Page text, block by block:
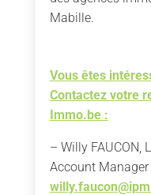
Mabille.
Vous êtes
Contactez votre
Immo.be :
– Willy FAUCON,
Account